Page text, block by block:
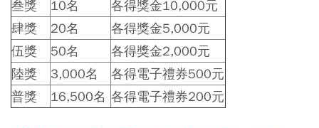
叁獎
10名
各得獎金10,000元
肆獎
20名
各得獎金5,000元
伍獎
50名
各得獎金2,000元
陸獎
3,000名
各得電子禮券500元
普獎
16,500名 各得電子禮券200元